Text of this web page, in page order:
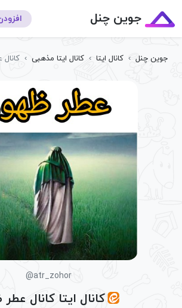
جوین چنل
جوین چنل › کانال ایتا › کانال ایتا مذهبی ›
@atr_zohor
کانال ایتا کانال